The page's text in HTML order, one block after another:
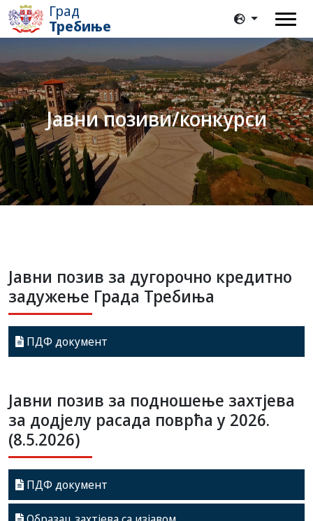
Град
Требиње
Јавни позиви/конкурси
Јавни позив за дугорочно кредитно
задужење Града Требиња
ПДФ документ
Јавни позив за подношење захтјева
за додјелу расада поврћа у 2026.
(8.5.2026)
ПДФ документ